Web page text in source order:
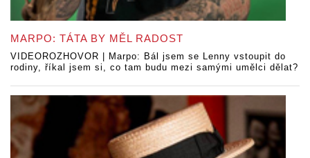
MARPO: TÁTA BY MĚL RADOST
VIDEOROZHOVOR | Marpo: Bál jsem se Lenny vstoupit do
rodiny, říkal jsem si, co tam budu mezi samými umělci dělat?